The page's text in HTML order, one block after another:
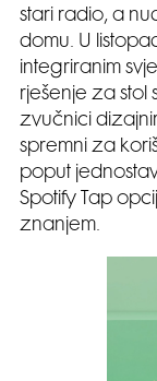
stari radio, a
domu. U
integriranim
rješenje za stol
zvučnici
spremni za
poput
Spotify Tap
znanjem.